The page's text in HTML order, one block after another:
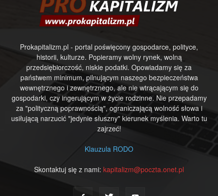
Prokapitalizm.pl - portal poświęcony gospodarce, polityce,
historii, kulturze. Popieramy wolny rynek, wolną
przedsiębiorczość, niskie podatki. Opowiadamy się za
państwem minimum, pilnującym naszego bezpieczeństwa
wewnętrznego i zewnętrznego, ale nie wtrącającym się do
gospodarki, czy ingerującym w życie rodzinne. Nie przepadamy
za "polityczną poprawnością", ograniczającą wolność słowa i
usiłującą narzucić "jedynie słuszny" kierunek myślenia. Warto tu
zajrzeć!
Klauzula RODO
Skontaktuj się z nami: kapitalizm@poczta.onet.pl